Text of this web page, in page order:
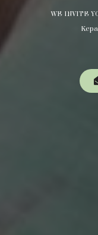
WE INVITE